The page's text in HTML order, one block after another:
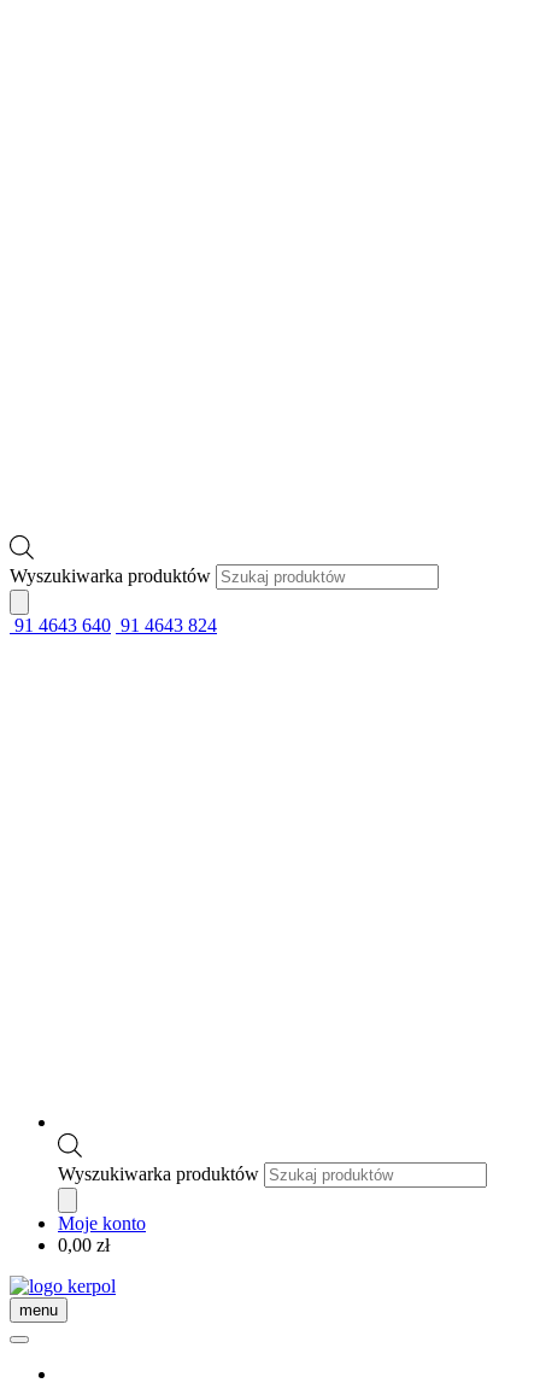
Wyszukiwarka produktów
91 4643 640 91 4643 824
Wyszukiwarka produktów
Moje konto
0,00 zł
menu